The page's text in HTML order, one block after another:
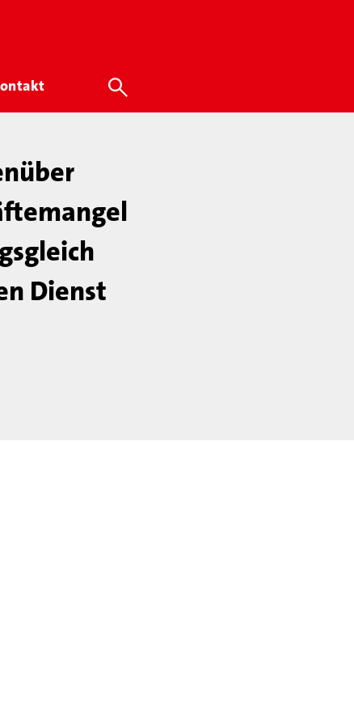
Dienst